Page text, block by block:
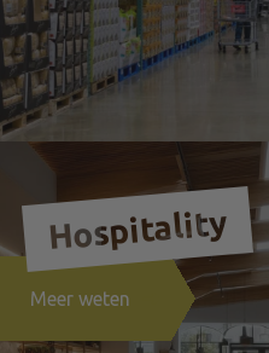
Hospitality
Meer weten